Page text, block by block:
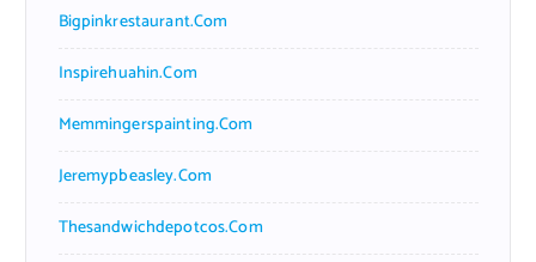
Bigpinkrestaurant.com
Inspirehuahin.com
Memmingerspainting.com
Jeremypbeasley.com
Thesandwichdepotcos.com